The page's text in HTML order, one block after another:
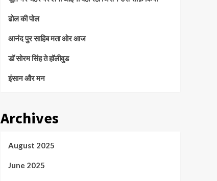
ढोल की पोल
आनंद पुर साहिब मता ओर आज
डॉ सोरम सिंह ते हॉलीवुड
इंसान और मन
Archives
August 2025
June 2025